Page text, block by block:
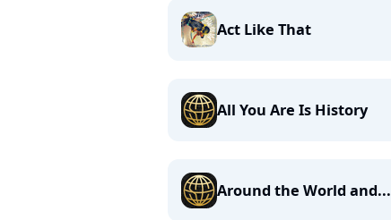
Act Like That
All You Are Is History
Around the World and...